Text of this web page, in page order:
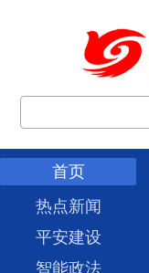
首页
热点新闻
平安建设
智能政法